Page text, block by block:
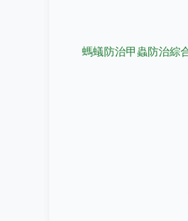
螞蟻防治甲蟲防治綜